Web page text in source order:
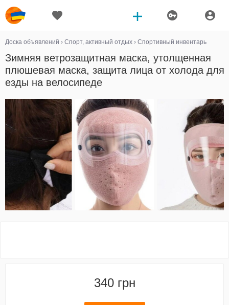
Доска объявлений › Спорт, активный отдых › Спортивный инвентарь
Зимняя ветрозащитная маска, утолщенная
плюшевая маска, защита лица от холода для
езды на велосипеде
340 грн